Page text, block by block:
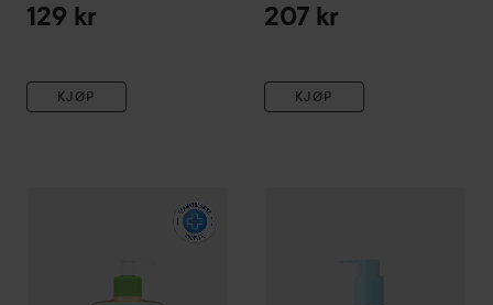
129 kr
KJØP
207 kr
KJØP